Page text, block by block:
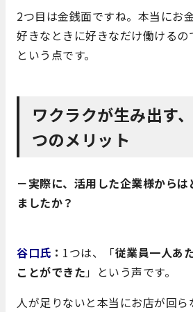
2つ目は金銭面ですね。本当にお
好きなときに好きなだけ働けるの
という点です。
ワクラクが生み出す
つのメリット
－実際に、活用した企業様からは
ましたか？
谷口氏 ： 1つは、「従業員一人あ
ことができた 」という声です。
人が足りないと本当にお店が回